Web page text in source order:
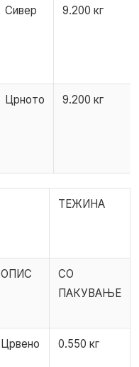
Сивер 9.200 кг
Црното 9.200 кг
ТЕЖИНА
ОПИС
СО
ПАКУВАЊЕ
Црвено 0.550 кг